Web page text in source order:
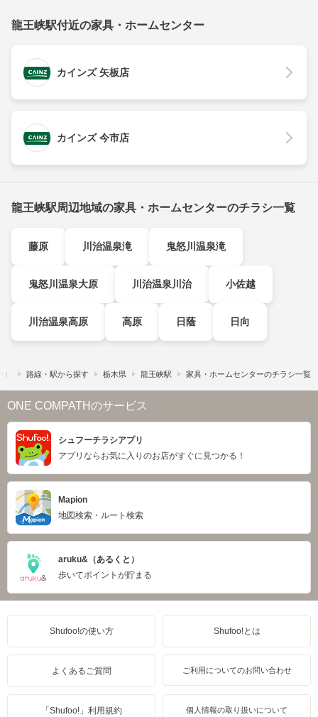
龍王峡駅付近の家具・ホームセンター
カインズ 矢板店
カインズ 今市店
龍王峡駅周辺地域の家具・ホームセンターのチラシ一覧
藤原 川治温泉滝 鬼怒川温泉滝
鬼怒川温泉大原 川治温泉川治 小佐越
川治温泉高原 高原 日蔭 日向
路線・駅から探す 栃木県 龍王峡駅 家具・ホームセンターのチラシ一覧
ONE COMPATHのサービス
シュフーチラシアプリ
アプリならお気に入りのお店がすぐに見つかる！
Mapion
地図検索・ルート検索
aruku&（あるくと）
歩いてポイントが貯まる
Shufoo!の使い方 Shufoo!とは
よくあるご質問 ご利用についてのお問い合わせ
「Shufoo!」利用規約 個人情報の取り扱いについて